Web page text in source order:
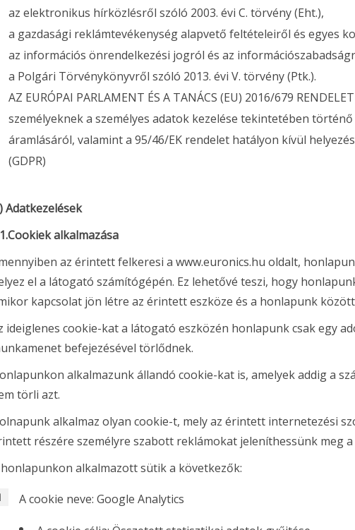
az elektronikus hírközlésről szóló 2003. évi C. törvény (Eht.),
a gazdasági reklámtevékenység alapvető feltételeiről és egyes
az információs önrendelkezési jogról és az
a Polgári Törvénykönyvről szóló 2013. évi V. törvény (Ptk.).
AZ EURÓPAI PARLAMENT ÉS A TANÁCS (EU) 2016/679
személyeknek a személyes adatok kezelése tekintetében
áramlásáról, valamint a 95/46/EK rendelet hatályon kívül
(GDPR)
Adatkezelések
alkalmazása
az érintett felkeresi a www.euronics.hu oldalt,
el a látogató számítógépén. Ez lehetővé teszi, hogy
kapcsolat jön létre az érintett eszköze és a honlapunk
ideiglenes cookie-kat a látogató eszközén honlapunk csak egy
befejezésével törlődnek.
alkalmazunk állandó cookie-kat is, amelyek addig a
törli azt.
alkalmaz olyan cookie-t, mely az érintett internetezési
részére személyre szabott reklámokat jeleníthessünk meg
alkalmazott sütik a következők:
A cookie neve: Google Analytics